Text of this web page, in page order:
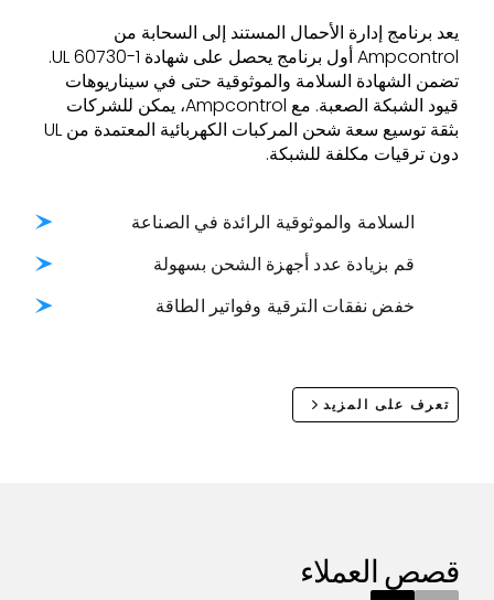
يعد برنامج إدارة الأحمال المستند إلى السحابة من
Ampcontrol أول برنامج يحصل على شهادة UL 60730-1.
تضمن الشهادة السلامة والموثوقية حتى في سيناريوهات
قيود الشبكة الصعبة. مع Ampcontrol، يمكن للشركات
بثقة توسيع سعة شحن المركبات الكهربائية المعتمدة من UL
دون ترقيات مكلفة للشبكة.
السلامة والموثوقية الرائدة في الصناعة
قم بزيادة عدد أجهزة الشحن بسهولة
خفض نفقات الترقية وفواتير الطاقة
تعرف على المزيد
قصص العملاء